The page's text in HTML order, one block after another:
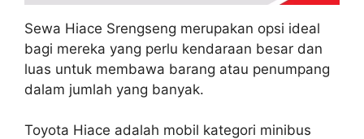
Sewa Hiace Srengseng merupakan opsi ideal
bagi mereka yang perlu kendaraan besar dan
luas untuk membawa barang atau penumpang
dalam jumlah yang banyak.
Toyota Hiace adalah mobil kategori minibus